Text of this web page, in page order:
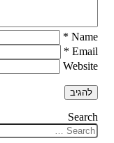
Name
*
Email
*
Website
Search